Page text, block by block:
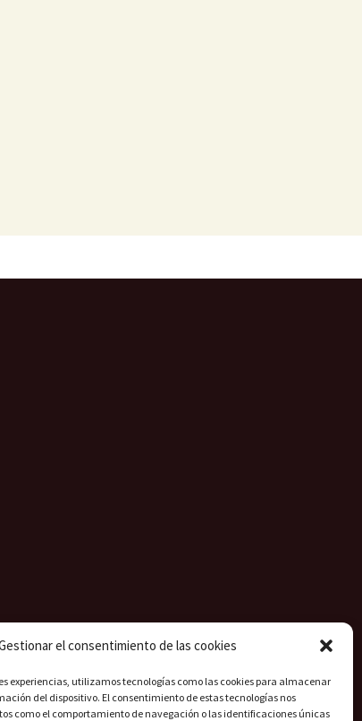
el consentimiento de las cookies
experiencias, utilizamos tecnologías como las cookies para almacenar
del dispositivo. El consentimiento de estas tecnologías nos
como el comportamiento de navegación o las identificaciones únicas